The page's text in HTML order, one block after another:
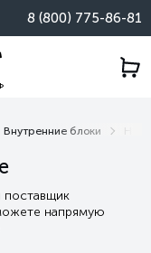
8 (800) 775-86-81
Внутренние блоки
поставщик
напрямую